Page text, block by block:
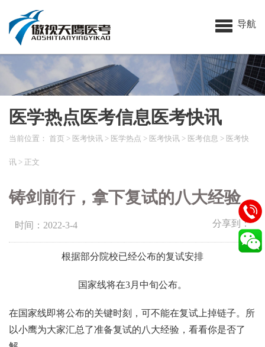
导航
医学热点医考信息医考快讯
当前位置： 首页 > 医考快讯 > 医学热点 > 医考快讯 > 医考信息 > 医考快
讯 > 正文
铸剑前行，拿下复试的八大经验
时间：2022-3-4 分享到：
根据部分院校已经公布的复试安排
国家线将在3月中旬公布。
在国家线即将公布的关键时刻，可不能在复试上掉链子。所
以小鹰为大家汇总了准备复试的八大经验，看看你是否了